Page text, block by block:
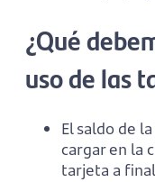
¿Qué
uso de las
El saldo de
cargar en la
tarjeta a